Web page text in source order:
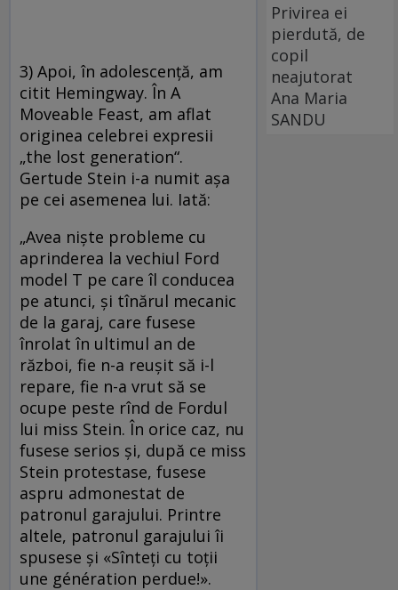
3) Apoi, în adolescenţă, am
citit Hemingway. În A
Moveable Feast, am aflat
originea celebrei expresii
„the lost generation“.
Gertude Stein i-a numit aşa
pe cei asemenea lui. Iată:
„Avea nişte probleme cu
aprinderea la vechiul Ford
model T pe care îl conducea
pe atunci, şi tînărul mecanic
de la garaj, care fusese
înrolat în ultimul an de
război, fie n-a reuşit să i-l
repare, fie n-a vrut să se
ocupe peste rînd de Fordul
lui miss Stein. În orice caz, nu
fusese serios şi, după ce miss
Stein protestase, fusese
aspru admonestat de
patronul garajului. Printre
altele, patronul garajului îi
spusese şi «Sînteţi cu toţii
une génération perdue!».
Privirea ei
pierdută, de
copil
neajutorat
Ana Maria
SANDU